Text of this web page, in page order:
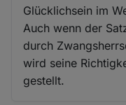
Glücklichsein im
Auch wenn der
durch
wird seine
gestellt.